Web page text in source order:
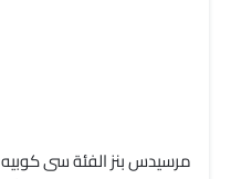
مرسيدس بنز الفئة سي كوبيه